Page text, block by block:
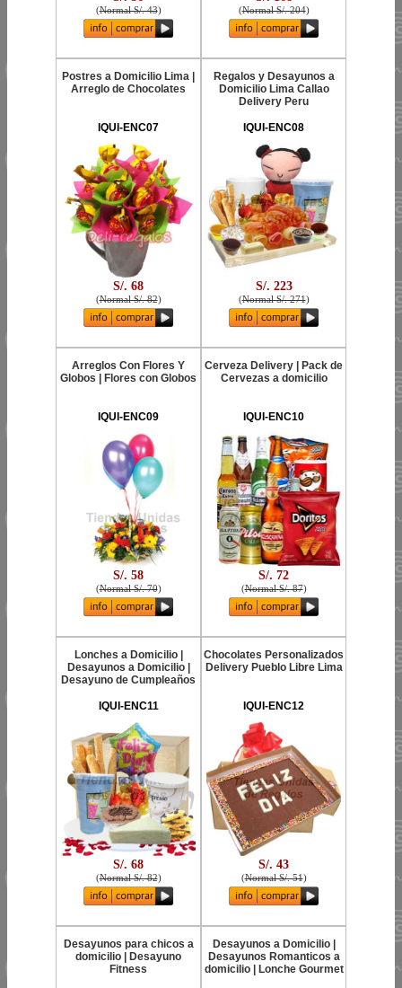
(Normal S/. 43) (Normal S/. 204)
Postres a Domicilio Lima |
Arreglo de Chocolates
IQUI-ENC07
S/. 68
(Normal S/. 82)
Regalos y Desayunos a
Domicilio Lima Callao
Delivery Peru
IQUI-ENC08
S/. 223
(Normal S/. 271)
Arreglos Con Flores Y
Globos | Flores con Globos
IQUI-ENC09
S/. 58
(Normal S/. 70)
Cerveza Delivery | Pack de
Cervezas a domicilio
IQUI-ENC10
S/. 72
(Normal S/. 87)
Lonches a Domicilio |
Desayunos a Domicilio |
Desayuno de Cumpleaños
IQUI-ENC11
S/. 68
(Normal S/. 82)
Chocolates Personalizados
Delivery Pueblo Libre Lima
IQUI-ENC12
S/. 43
(Normal S/. 51)
Desayunos para chicos a
domicilio | Desayuno
Fitness
Desayunos a Domicilio |
Desayunos Romanticos a
domicilio | Lonche Gourmet